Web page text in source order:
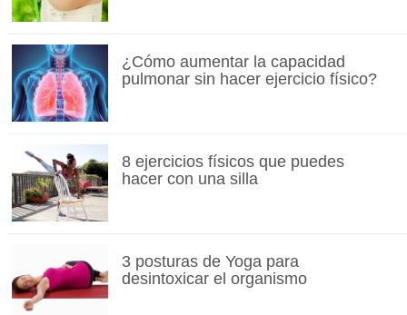
¿Cómo aumentar la capacidad
pulmonar sin hacer ejercicio físico?
8 ejercicios físicos que puedes
hacer con una silla
3 posturas de Yoga para
desintoxicar el organismo